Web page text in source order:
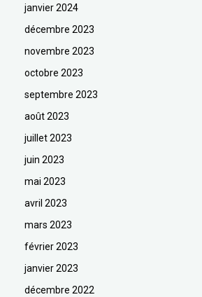
janvier 2024
décembre 2023
novembre 2023
octobre 2023
septembre 2023
août 2023
juillet 2023
juin 2023
mai 2023
avril 2023
mars 2023
février 2023
janvier 2023
décembre 2022